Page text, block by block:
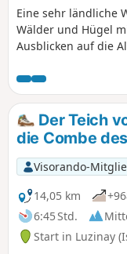
Eine sehr ländliche
Wälder und Hügel
Ausblicken auf die
derzeit geändert. Die
(privaten) Weg vom
zu bereiten. In der
Weggabelung, 400
rechts abbiegen
dann links auf die
vorne wieder zum
Der Teich
die Combe
Visorando-
14,05 km
6:45 Std.
Start in Luzinay